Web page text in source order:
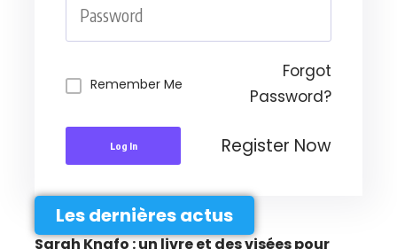
Remember Me
Forgot
Password?
Log In Register Now
Les dernières actus
Sarah Knafo : un livre et des visées pour